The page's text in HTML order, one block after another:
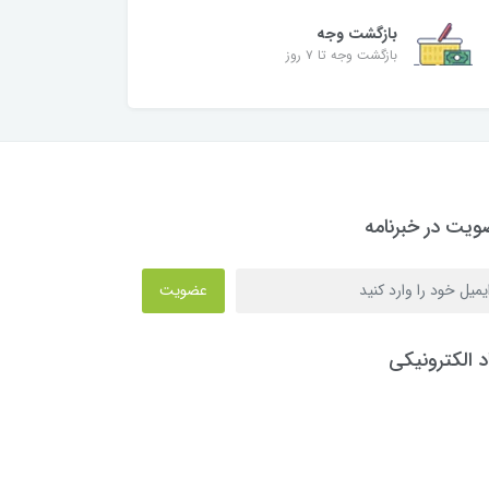
بازگشت وجه
بازگشت وجه تا ۷ روز
در خبرنامه
عضویت
الکترونیکی